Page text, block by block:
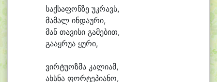
საქსაფონზე უკრავს,
მამალ ინდაური,
მან თავისი გამებით,
გააყრუა ყური,
ვირტუოზმა კალიამ,
ახსნა ფორტეპიანო,